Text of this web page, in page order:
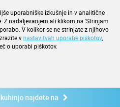
uporabniške izkušnje in v analitične
Z nadaljevanjem ali klikom na 'Strinjam
V kolikor se ne strinjate z njihovo
vnastavitvah uporabe piškotov,
o uporabi piškotov.
najdete na